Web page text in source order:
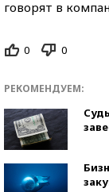
говорят в
0 0
РЕКОМЕНДУЕМ: